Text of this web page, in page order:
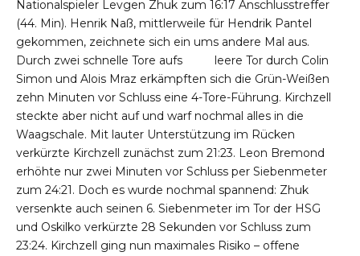
Nationalspieler Levgen Zhuk zum 16:17 Anschlusstreffer
(44. Min). Henrik Naß, mittlerweile für Hendrik Pantel
gekommen, zeichnete sich ein ums andere Mal aus.
Durch zwei schnelle Tore aufs leere Tor durch Colin
Simon und Alois Mraz erkämpften sich die Grün-Weißen
zehn Minuten vor Schluss eine 4-Tore-Führung. Kirchzell
steckte aber nicht auf und warf nochmal alles in die
Waagschale. Mit lauter Unterstützung im Rücken
verkürzte Kirchzell zunächst zum 21:23. Leon Bremond
erhöhte nur zwei Minuten vor Schluss per Siebenmeter
zum 24:21. Doch es wurde nochmal spannend: Zhuk
versenkte auch seinen 6. Siebenmeter im Tor der HSG
und Oskilko verkürzte 28 Sekunden vor Schluss zum
23:24. Kirchzell ging nun maximales Risiko – offene